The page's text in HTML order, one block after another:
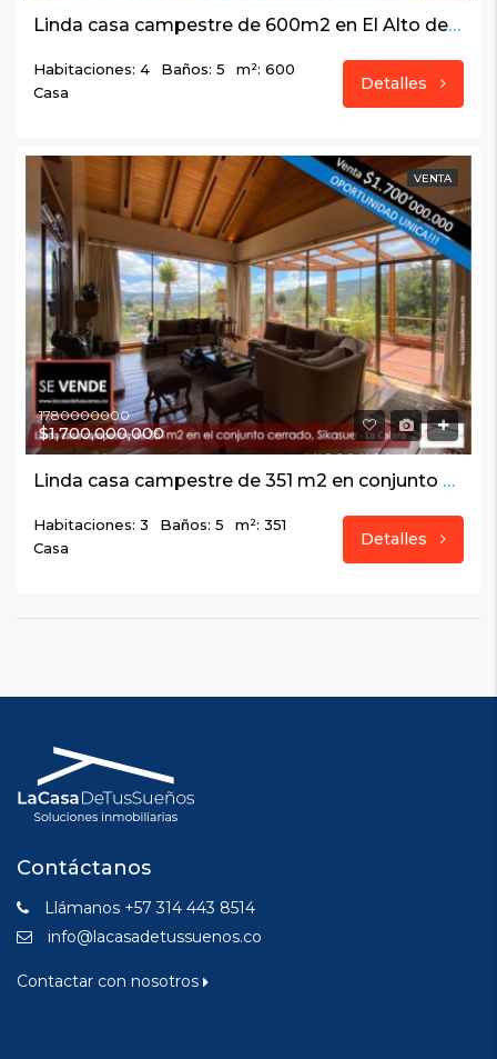
Linda casa campestre de 600m2 en El Alto de las mercedes, El Hato / La Calera
Habitaciones: 4 Baños: 5
m²: 600
Casa
Detalles
VENTA
1780000000
$1,700,000,000
Linda casa campestre de 351 m2 en conjunto cerrado, Sikasue – La Calera
Habitaciones: 3 Baños: 5
m²: 351
Casa
Detalles
Contáctanos
Llámanos +57 314 443 8514
info@lacasadetussuenos.co
Contactar con nosotros